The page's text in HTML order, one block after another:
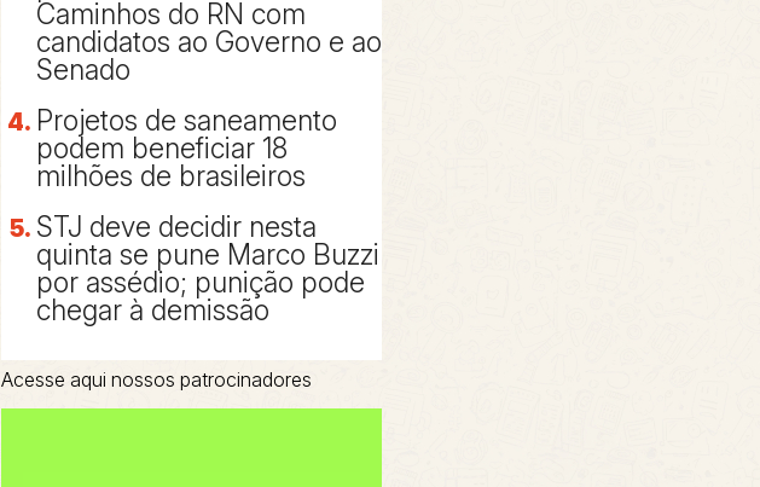
Caminhos do RN com
candidatos ao Governo e ao
Senado
Projetos de saneamento
podem beneficiar 18
milhões de brasileiros
STJ deve decidir nesta
quinta se pune Marco Buzzi
por assédio; punição pode
chegar à demissão
Acesse aqui nossos patrocinadores